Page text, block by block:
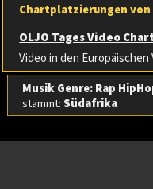
Chartplatzierungen von
OLJO Tages Video
Video in den
Musik Genre: Rap
stammt:Südafrika